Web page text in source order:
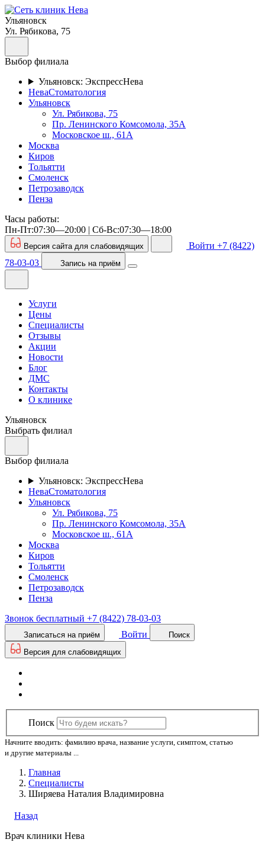
Ульяновск
Ул. Рябикова, 75
Выбор филиала
Ульяновск: ЭкспрессНева
НеваСтоматология
Ульяновск
Ул. Рябикова, 75
Пр. Ленинского Комсомола, 35А
Московское ш., 61А
Москва
Киров
Тольятти
Смоленск
Петрозаводск
Пенза
Часы работы:
Пн-Пт:07:30—20:00 | Cб-Вс:07:30—18:00
Версия сайта для слабовидящих Войти +7 (8422)
78-03-03
Запись на приём
Услуги
Цены
Специалисты
Отзывы
Акции
Новости
Блог
ДМС
Контакты
О клинике
Ульяновск
Выбрать филиал
Выбор филиала
Ульяновск: ЭкспрессНева
НеваСтоматология
Ульяновск
Ул. Рябикова, 75
Пр. Ленинского Комсомола, 35А
Московское ш., 61А
Москва
Киров
Тольятти
Смоленск
Петрозаводск
Пенза
Звонок бесплатный +7 (8422) 78-03-03
Записаться на приём Войти
Поиск
Версия для слабовидящих
Поиск
Начните вводить: фамилию врача, название услуги, симптом, статью
и другие материалы ...
Главная
Специалисты
Ширяева Наталия Владимировна
Назад
Врач клиники Нева